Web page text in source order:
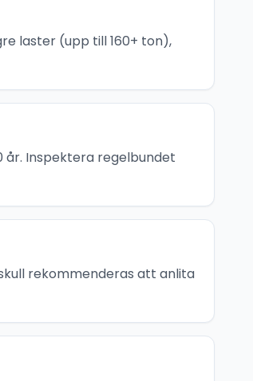
laster (upp till 160+ ton),
år. Inspektera regelbundet
rekommenderas att anlita